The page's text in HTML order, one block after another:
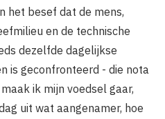
het besef dat de mens,
en de technische
dezelfde dagelijkse
is geconfronteerd - die nota
ik mijn voedsel gaar,
uit wat aangenamer, hoe